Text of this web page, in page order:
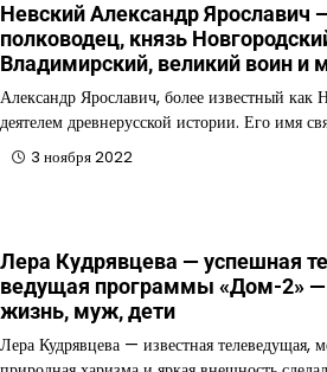
Невский Александр Ярославич
полководец, князь
Владимирский, великий воин и
Александр Ярославич, более известный
деятелем древнерусской истории. Его имя
3 ноября 2022
Лера Кудрявцева — успешная
ведущая программы «Дом-2» —
жизнь, муж, дети
Лера Кудрявцева — известная телеведущая,